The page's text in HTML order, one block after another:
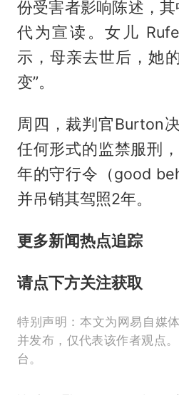
份受害者影响陈述，
代为宣读。女儿
示，母亲去世后，她
变”。
周四，裁判官Burton
任何形式的监禁服刑
年的守行令（good
并吊销其驾照2年。
更多新闻热点追踪
请点下方关注获取
特别声明：本文为网易自媒
并发布，仅代表该作者观点
台。